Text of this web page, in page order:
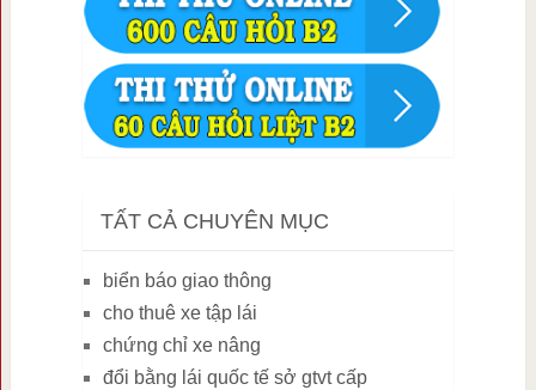
TẤT CẢ CHUYÊN MỤC
biển báo giao thông
cho thuê xe tập lái
chứng chỉ xe nâng
đổi bằng lái quốc tế sở gtvt cấp